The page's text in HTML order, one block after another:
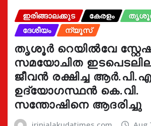
ഇരിങ്ങാലക്കുട കേരളം
ദേശീയം
ന്യൂസ്
തൃശൂർ റെയിൽവേ
സമയോചിത
ജീവൻ രക്ഷിച്ച
ഉദ്യോഗസ്ഥൻ കെ.വി.
സന്തോഷിനെ ആദരിച്ചു